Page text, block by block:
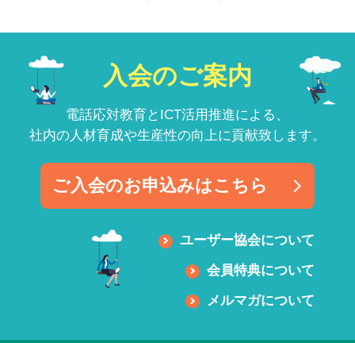
入会のご案内
電話応対教育とICT活用推進による、
社内の人材育成や生産性の向上に貢献致します。
ご入会のお申込みはこちら
ユーザー協会について
会員特典について
メルマガについて